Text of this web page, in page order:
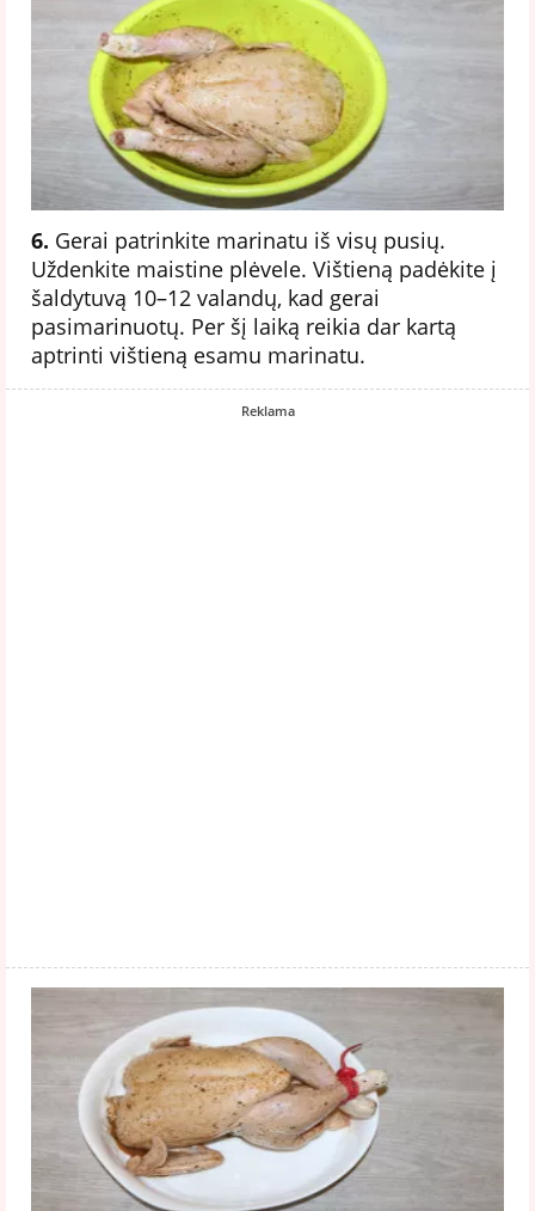
6. Gerai patrinkite marinatu iš visų pusių.
Uždenkite maistine plėvele. Vištieną padėkite į
šaldytuvą 10–12 valandų, kad gerai
pasimarinuotų. Per šį laiką reikia dar kartą
aptrinti vištieną esamu marinatu.
Reklama